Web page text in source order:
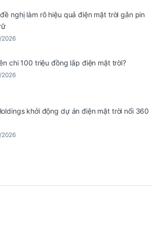
đề nghị làm rõ hiệu quả điện mặt trời gắn pin
2026
chi 100 triệu đồng lắp điện mặt trời?
2026
khởi động dự án điện mặt trời nổi 360
2026